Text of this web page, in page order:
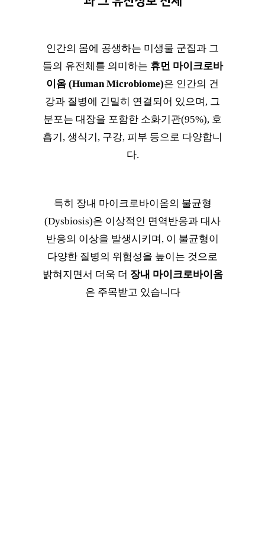
인간의 몸에 공생하는 미생물 군집과 그
들의 유전체를 의미하는 휴먼 마이크로바
이옴 (Human Microbiome)은 인간의 건
강과 질병에 긴밀히 연결되어 있으며, 그
분포는 대장을 포함한 소화기관(95%), 호
흡기, 생식기, 구강, 피부 등으로 다양합니
다.
특히 장내 마이크로바이옴의 불균형
(Dysbiosis)은 이상적인 면역반응과 대사
반응의 이상을 발생시키며, 이 불균형이
다양한 질병의 위험성을 높이는 것으로
밝혀지면서 더욱 더 장내 마이크로바이옴
은 주목받고 있습니다